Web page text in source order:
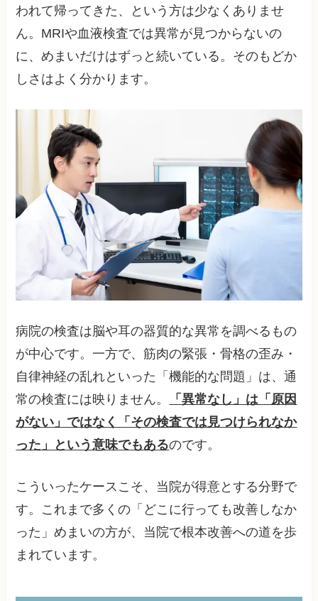
われて帰ってきた、という方は少なくありませ
ん。MRIや血液検査では異常が見つからないの
に、めまいだけはずっと続いている。そのもどか
しさはよく分かります。
病院の検査は脳や耳の器質的な異常を調べるもの
が中心です。一方で、筋肉の緊張・骨格の歪み・
自律神経の乱れといった「機能的な問題」は、通
常の検査には映りません。
「異常なし」は「原因
がない」ではなく「その検査では見つけられなか
った」という意味でもあるのです。
こういったケースこそ、当院が得意とする分野で
す。これまで多くの「どこに行っても改善しなか
った」めまいの方が、当院で根本改善への道を歩
まれています。